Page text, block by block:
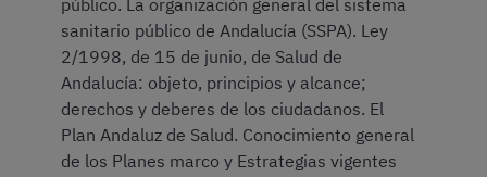
público. La organización general del sistema
sanitario público de Andalucía (SSPA). Ley
2/1998, de 15 de junio, de Salud de
Andalucía: objeto, principios y alcance;
derechos y deberes de los ciudadanos. El
Plan Andaluz de Salud. Conocimiento general
de los Planes marco y Estrategias vigentes